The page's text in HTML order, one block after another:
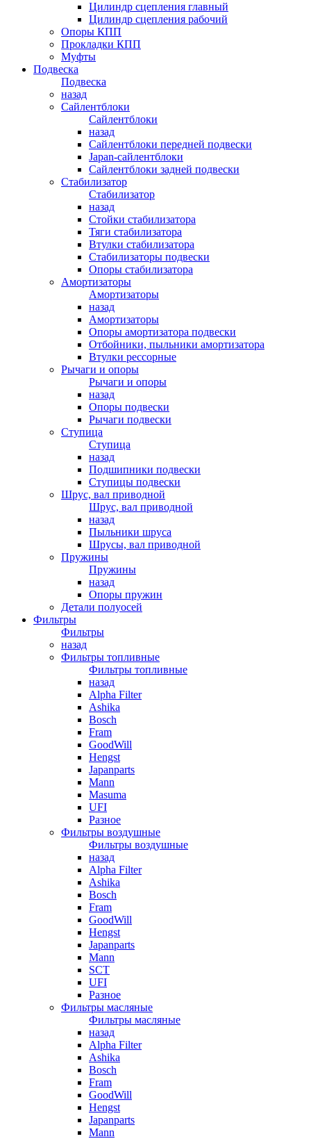
Цилиндр сцепления главный
Цилиндр сцепления рабочий
Опоры КПП
Прокладки КПП
Муфты
Подвеска
Подвеска
назад
Сайлентблоки
Сайлентблоки
назад
Сайлентблоки передней подвески
Japan-сайлентблоки
Сайлентблоки задней подвески
Стабилизатор
Стабилизатор
назад
Стойки стабилизатора
Тяги стабилизатора
Втулки стабилизатора
Стабилизаторы подвески
Опоры стабилизатора
Амортизаторы
Амортизаторы
назад
Амортизаторы
Опоры амортизатора подвески
Отбойники, пыльники амортизатора
Втулки рессорные
Рычаги и опоры
Рычаги и опоры
назад
Опоры подвески
Рычаги подвески
Ступица
Ступица
назад
Подшипники подвески
Ступицы подвески
Шрус, вал приводной
Шрус, вал приводной
назад
Пыльники шруса
Шрусы, вал приводной
Пружины
Пружины
назад
Опоры пружин
Детали полуосей
Фильтры
Фильтры
назад
Фильтры топливные
Фильтры топливные
назад
Alpha Filter
Ashika
Bosch
Fram
GoodWill
Hengst
Japanparts
Mann
Masuma
UFI
Разное
Фильтры воздушные
Фильтры воздушные
назад
Alpha Filter
Ashika
Bosch
Fram
GoodWill
Hengst
Japanparts
Mann
SCT
UFI
Разное
Фильтры масляные
Фильтры масляные
назад
Alpha Filter
Ashika
Bosch
Fram
GoodWill
Hengst
Japanparts
Mann